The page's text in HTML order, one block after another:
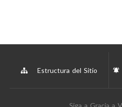
Estructura del Sitio
Siga a Gracia a